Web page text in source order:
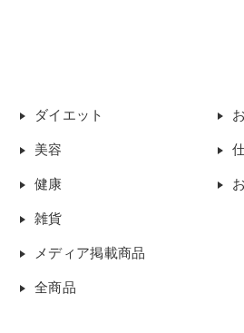
ダイエット
美容
健康
雑貨
メディア掲載商品
全商品